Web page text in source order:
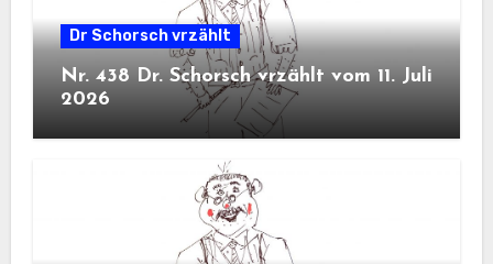
Dr Schorsch vrzählt
Nr. 438 Dr. Schorsch vrzählt vom 11. Juli
2026